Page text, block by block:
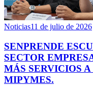
Noticias11 de julio de 2026
SENPRENDE
SECTOR
MÁS SERVICIOS
MIPYMES.